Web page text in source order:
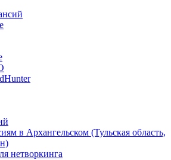
в Архангельском (Тульская область,
нетворкинга